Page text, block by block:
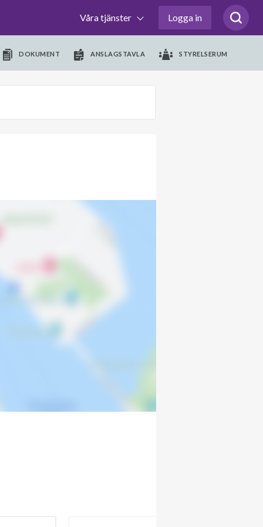
Våra tjänster Logga in
DOKUMENT ANSLAGSTAVLA STYRELSERUM